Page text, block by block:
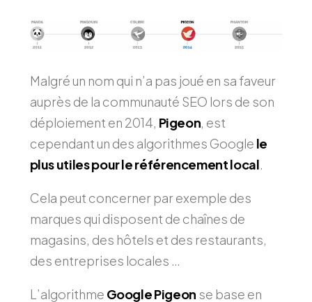
Malgré un nom qui n’a pas joué en sa faveur
auprès de la communauté SEO lors de son
déploiement en 2014, Pigeon, est
cependant un des algorithmes Google le
plus utiles pour le référencement local.
Cela peut concerner par exemple des
marques qui disposent de chaînes de
magasins, des hôtels et des restaurants,
des entreprises locales …
L’algorithme Google Pigeon se base en